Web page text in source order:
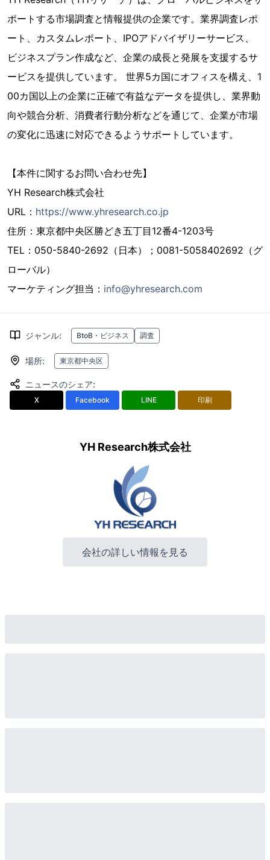
ポートする市場調査と情報提供の企業です。業界調査レポ
ート、カスタムレポート、IPOアドバイザリーサービス、
ビジネスプラン作成など、企業の成長と発展を支援するサ
ービスを提供しています。 世界5カ国にオフィスを構え、1
00カ国以上の企業に正確で有益なデータを提供し、業界動
向や競合分析、消費者行動分析などを通じて、企業が市場
の変化に迅速に対応できるようサポートしています。
【本件に関するお問い合わせ先】
YH Research株式会社
URL： https://www.yhresearch.co.jp
住所：東京都中央区勝どき五丁目12番4-1203号
TEL：050-5840-2692（日本）；0081-5058402692（グ
ローバル）
マーケティング担当： info@yhresearch.com
ジャンル: BtoB・ビジネス 調査
場所: 東京都中央区
ニュースのシェア:
X Facebook LINE 印刷
YH Research株式会社
会社の詳しい情報を見る